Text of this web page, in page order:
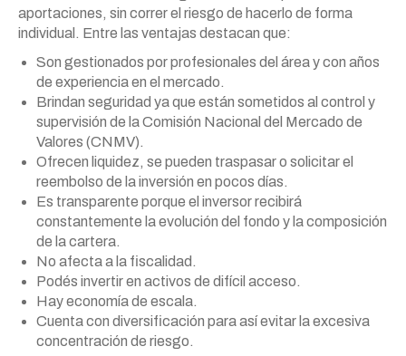
aportaciones, sin correr el riesgo de hacerlo de forma
individual. Entre las ventajas destacan que:
Son gestionados por profesionales del área y con años
de experiencia en el mercado.
Brindan seguridad ya que están sometidos al control y
supervisión de la Comisión Nacional del Mercado de
Valores (CNMV).
Ofrecen liquidez, se pueden traspasar o solicitar el
reembolso de la inversión en pocos días.
Es transparente porque el inversor recibirá
constantemente la evolución del fondo y la composición
de la cartera.
No afecta a la fiscalidad.
Podés invertir en activos de difícil acceso.
Hay economía de escala.
Cuenta con diversificación para así evitar la excesiva
concentración de riesgo.